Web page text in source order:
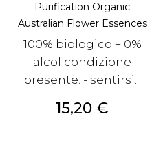
Purification Organic
Australian Flower Essences
100% biologico + 0%
alcol condizione
presente: - sentirsi...
Prezzo
15,20 €